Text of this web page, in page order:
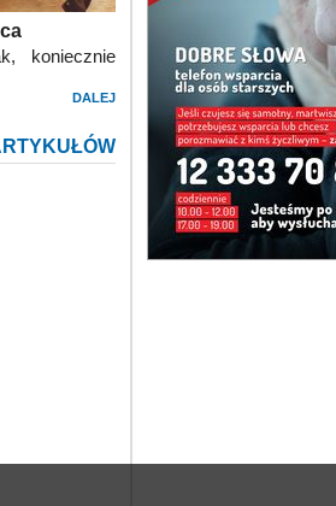
koniecznie
DALEJ